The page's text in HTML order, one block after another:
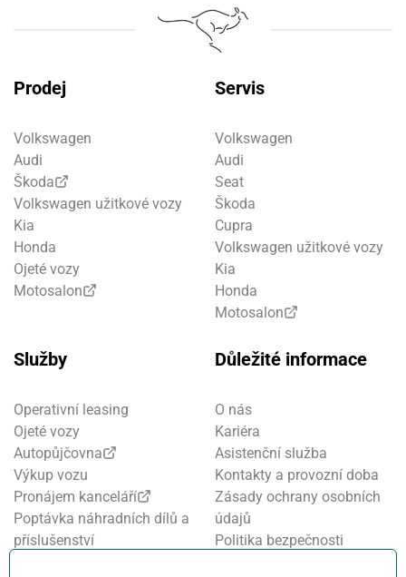
Prodej
Volkswagen
Audi
Škoda
Volkswagen užitkové vozy
Kia
Honda
Ojeté vozy
Motosalon
Servis
Volkswagen
Audi
Seat
Škoda
Cupra
Volkswagen užitkové vozy
Kia
Honda
Motosalon
Služby
Operativní leasing
Ojeté vozy
Autopůjčovna
Výkup vozu
Pronájem kanceláří
Poptávka náhradních dílů a
příslušenství
Důležité informace
O nás
Kariéra
Asistenční služba
Kontakty a provozní doba
Zásady ochrany osobních
údajů
Politika bezpečnosti